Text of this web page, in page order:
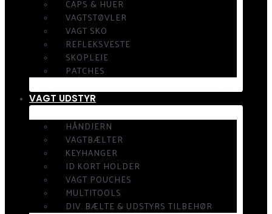
CAPS & HUER
VAGTSTØVLER
VAGT SKO
REFLEKSVESTE
SKOPLEJE
PATCHES
VAGT UDSTYR
HÅNDJERN
VAGTBÆLTER
KEYHANGER
ID KORT HOLDER
VAGT POUCHES
MULTITOOLS
DIV. BÆLTE & UDSTYRS TILBEHØR